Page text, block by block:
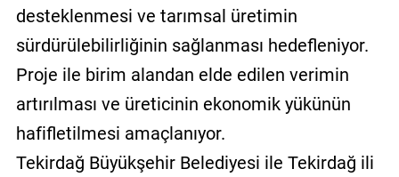
desteklenmesi ve tarımsal üretimin
sürdürülebilirliğinin sağlanması hedefleniyor.
Proje ile birim alandan elde edilen verimin
artırılması ve üreticinin ekonomik yükünün
hafifletilmesi amaçlanıyor.
Tekirdağ Büyükşehir Belediyesi ile Tekirdağ ili